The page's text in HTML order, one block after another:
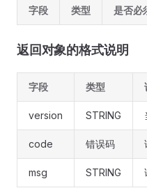
字段 类型 是否必
返回对象的格式说明
字段 类型
version STRING
code 错误码
msg STRING